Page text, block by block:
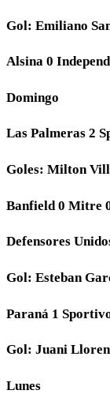
Gol: Emiliano
Alsina 0
Domingo
Las Palmeras 2
Goles: Milton
Banfield 0 Mitre
Defensores
Gol: Esteban
Paraná 1
Gol: Juani
Lunes